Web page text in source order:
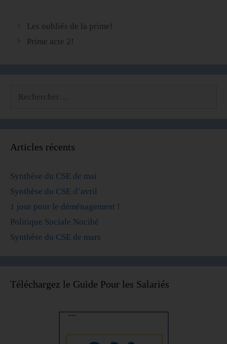
Les oubliés de la prime!
Prime acte 2!
Articles récents
Synthèse du CSE de mai
Synthèse du CSE d’avril
1 jour pour le déménagement !
Politique Sociale Nocibé
Synthèse du CSE de mars
Téléchargez le Guide Pour les Salariés